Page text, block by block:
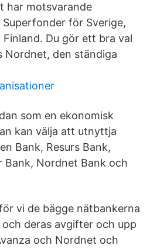
har motsvarande
för Sverige,
Du gör ett bra val
Nordnet, den ständiga
som en ekonomisk
kan välja att utnyttja
Bank, Resurs Bank,
Bank, Nordnet Bank och
vi de bägge nätbankerna
deras avgifter och upp
och Nordnet och